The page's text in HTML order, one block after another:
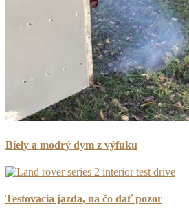
Biely a modrý dym z výfuku
Testovacia jazda, na čo dať pozor